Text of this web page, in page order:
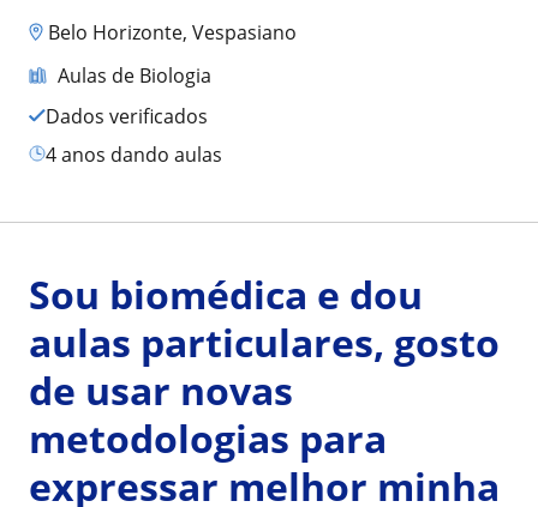
Belo Horizonte, Vespasiano
Aulas de Biologia
Dados verificados
4 anos dando aulas
Sou biomédica e dou
aulas particulares, gosto
de usar novas
metodologias para
expressar melhor minha